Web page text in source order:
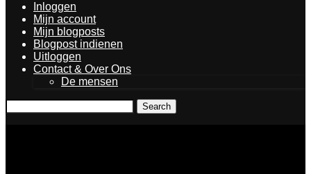
Inloggen
Mijn account
Mijn blogposts
Blogpost indienen
Uitloggen
Contact & Over Ons
De mensen
Search